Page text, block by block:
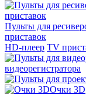
Пульты для
приставок
HD-плеер TV
видеорегистратора
Очки 3D